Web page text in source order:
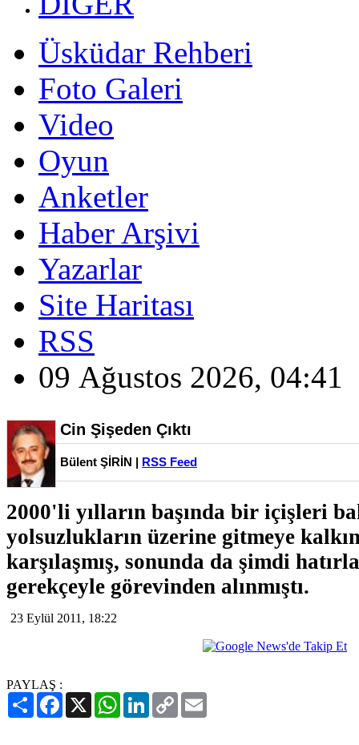
Üsküdar Rehberi
Foto Galeri
Video
Oyun
Anketler
Haber Arşivi
Yazarlar
Site Haritası
RSS
09 Ağustos 2026, 04:41
Cin Şişeden Çıktı
Bülent ŞİRİN | RSS Feed
2000'li yılların başında bir içişleri
yolsuzlukların üzerine gitmeye
karşılaşmış, sonunda da şimdi
gerekçeyle görevinden alınmıştı.
23 Eylül 2011, 18:22
PAYLAŞ :
PaylaşFacebook
X WhatsAppLinkedIn
Copy
Link